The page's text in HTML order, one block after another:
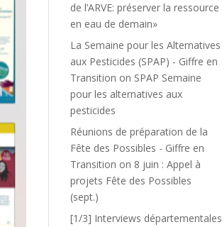
de l’ARVE: préserver la ressource
en eau de demain»
La Semaine pour les Alternatives
aux Pesticides (SPAP) - Giffre en
Transition on SPAP Semaine
pour les alternatives aux
pesticides
Réunions de préparation de la
Fête des Possibles - Giffre en
Transition on 8 juin : Appel à
projets Fête des Possibles
(sept.)
[1/3] Interviews départementales